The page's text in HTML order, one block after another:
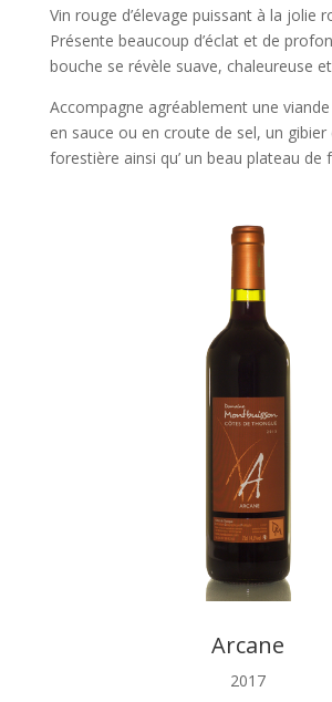
Vin rouge d’élevage puissant à la jolie
Présente beaucoup d’éclat et de
bouche se révèle suave, chaleureuse
Accompagne agréablement une
en sauce ou en croute de sel, un
forestière ainsi qu’ un beau plateau de
Arcane
2017